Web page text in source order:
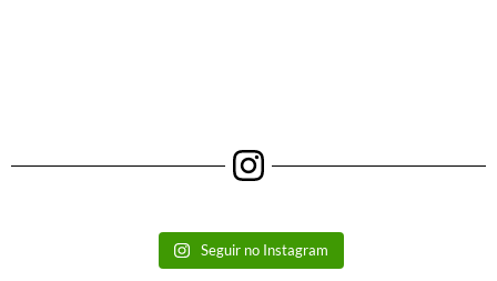
Seguir no Instagram